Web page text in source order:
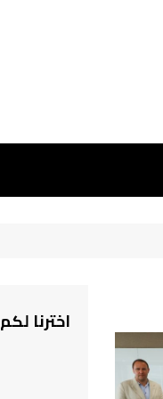
اخترنا لكم